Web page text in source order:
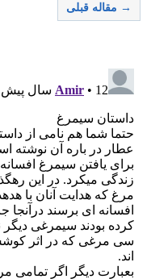
→ مقاله قبلی